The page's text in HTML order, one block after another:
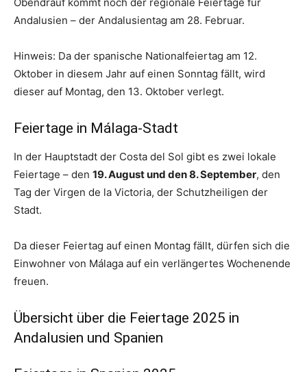
Andalusien – der Andalusientag am 28. Februar.
Hinweis: Da der spanische Nationalfeiertag am 12.
Oktober in diesem Jahr auf einen Sonntag fällt, wird
dieser auf Montag, den 13. Oktober verlegt.
Feiertage in Málaga-Stadt
In der Hauptstadt der Costa del Sol gibt es zwei lokale
Feiertage – den 19. August und den 8. September, den
Tag der Virgen de la Victoria, der Schutzheiligen der
Stadt.
Da dieser Feiertag auf einen Montag fällt, dürfen sich die
Einwohner von Málaga auf ein verlängertes Wochenende
freuen.
Übersicht über die Feiertage 2025 in
Andalusien und Spanien